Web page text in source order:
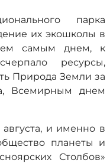
парка
их экошколы в
самым днем, к
ресурсы,
Природа Земли за
Всемирным днем
и именно в
планеты и
Столбов»